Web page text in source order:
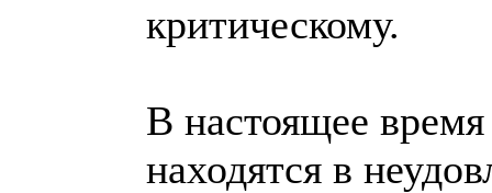
критическому.
В настоящее
находятся в